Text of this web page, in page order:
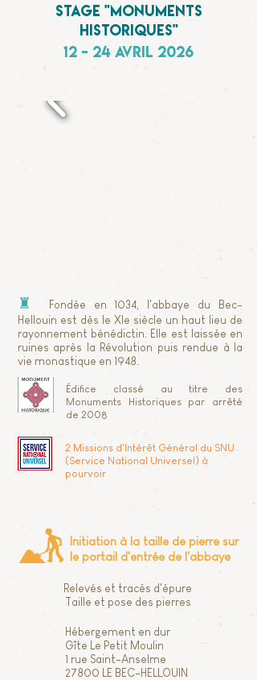
Stage "monuments
historiques"
12 - 24 avril 2026
♜
Fondée en 1034, l'abbaye du Bec-
Hellouin est dès le XIe siècle un haut lieu de
rayonnement bénédictin. Elle est laissée en
ruines après la Révolution puis rendue à la
vie monastique en 1948.
Édifice classé au titre des
Monuments Historiques par arrêté
de 2008
2 Missions d'Intérêt Général du SNU
(Service National Universel) à
pourvoir
Initiation à la taille de pierre sur
le portail d'entrée de l'abbaye
Relevés et tracés d'épure
Taille et pose des pierres
Hébergement en dur
Gîte
Le Petit Moulin
1 rue Saint-Anselme
27800 LE BEC-HELLOUIN